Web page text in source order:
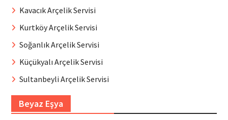
Kavacık Arçelik Servisi
Kurtköy Arçelik Servisi
Soğanlık Arçelik Servisi
Küçükyalı Arçelik Servisi
Sultanbeyli Arçelik Servisi
Beyaz Eşya